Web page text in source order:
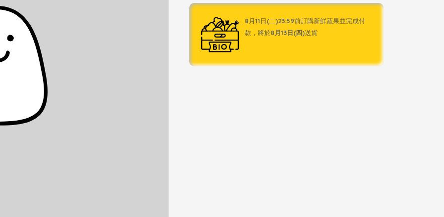
8月11日(二)23:59前訂購新鮮蔬果並完成付
款，將於8月13日(四)送貨